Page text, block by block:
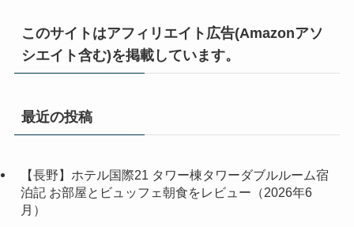
このサイトはアフィリエイト広告(Amazonアソ
シエイト含む)を掲載しています。
最近の投稿
【長野】ホテル国際21 タワー棟タワーダブルルーム宿
泊記 お部屋とビュッフェ朝食をレビュー（2026年6
月）